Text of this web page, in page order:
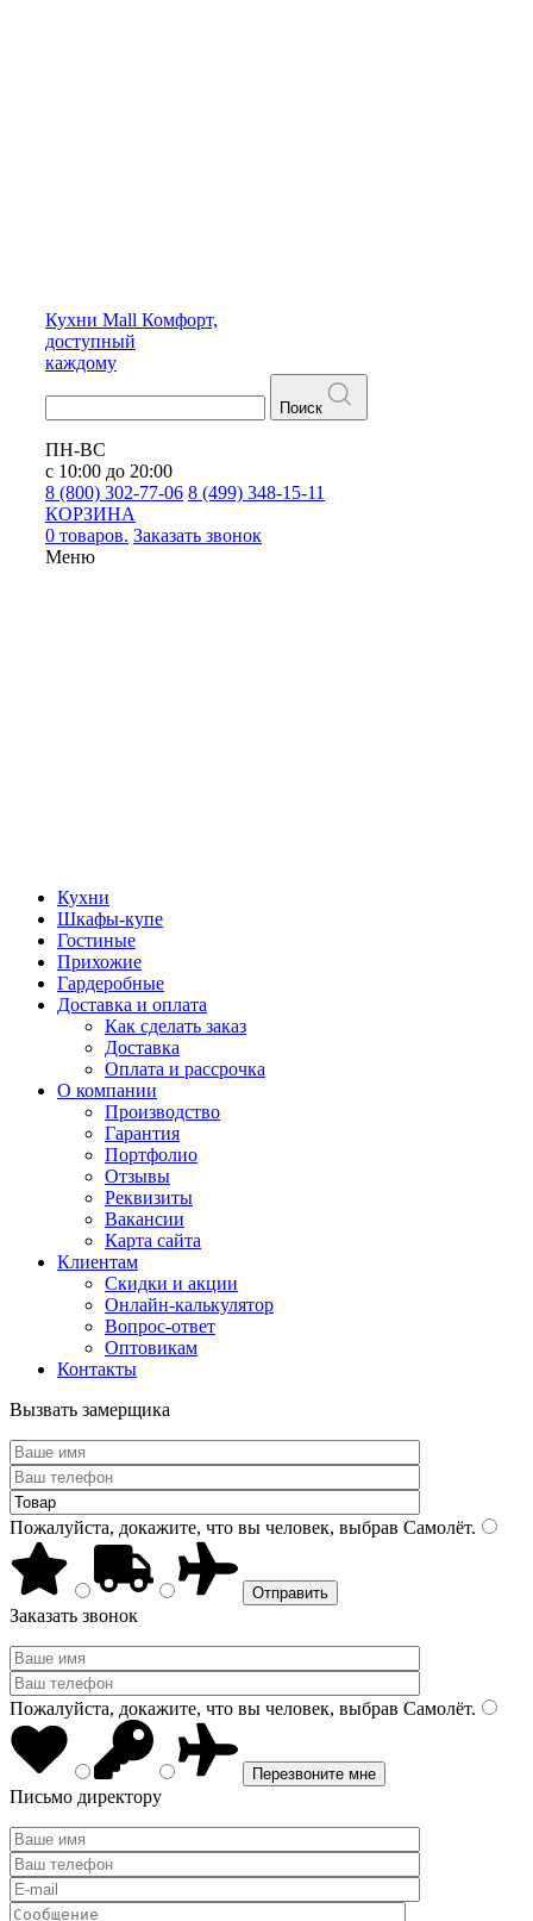
Кухни Mall Комфорт,
доступный
каждому
Поиск
ПН-ВС
с 10:00 до 20:00
8 (800) 302-77-06 8 (499) 348-15-11
КОРЗИНА
0 товаров. Заказать звонок
Меню
Кухни
Шкафы-купе
Гостиные
Прихожие
Гардеробные
Доставка и оплата
Как сделать заказ
Доставка
Оплата и рассрочка
О компании
Производство
Гарантия
Портфолио
Отзывы
Реквизиты
Вакансии
Карта сайта
Клиентам
Скидки и акции
Онлайн-калькулятор
Вопрос-ответ
Оптовикам
Контакты
Вызвать замерщика
Пожалуйста, докажите, что вы человек, выбрав Самолёт.
Заказать звонок
Пожалуйста, докажите, что вы человек, выбрав Самолёт.
Письмо директору